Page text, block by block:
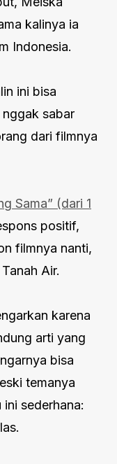
kalinya ia
Indonesia.
ini bisa
sabar
dari filmnya
Sama” (dari 1
positif,
filmnya nanti,
Air.
karena
arti yang
bisa
temanya
sederhana: